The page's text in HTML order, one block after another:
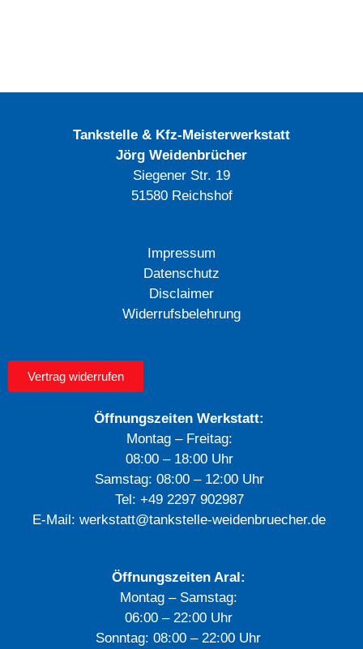
Tankstelle & Kfz-Meisterwerkstatt
Jörg Weidenbrücher
Siegener Str. 19
51580 Reichshof
Impressum
Datenschutz
Disclaimer
Widerrufsbelehrung
Vertrag widerrufen
Öffnungszeiten Werkstatt:
Montag – Freitag:
08:00 – 18:00 Uhr
Samstag: 08:00 – 12:00 Uhr
Tel: +49 2297 902987
E-Mail: werkstatt@tankstelle-weidenbruecher.de
Öffnungszeiten Aral:
Montag – Samstag:
06:00 – 22:00 Uhr
Sonntag: 08:00 – 22:00 Uhr